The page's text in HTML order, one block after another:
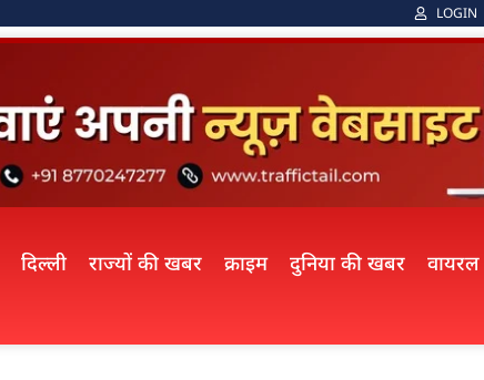
LOGIN
दिल्ली राज्यों की खबर क्राइम दुनिया की खबर